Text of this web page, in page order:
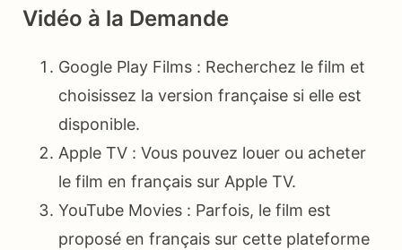
Vidéo à la Demande
Google Play Films : Recherchez le film et
choisissez la version française si elle est
disponible.
Apple TV : Vous pouvez louer ou acheter
le film en français sur Apple TV.
YouTube Movies : Parfois, le film est
proposé en français sur cette plateforme